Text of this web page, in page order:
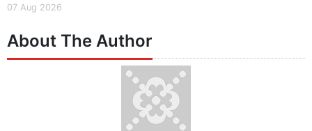
07 Aug 2026
About The Author